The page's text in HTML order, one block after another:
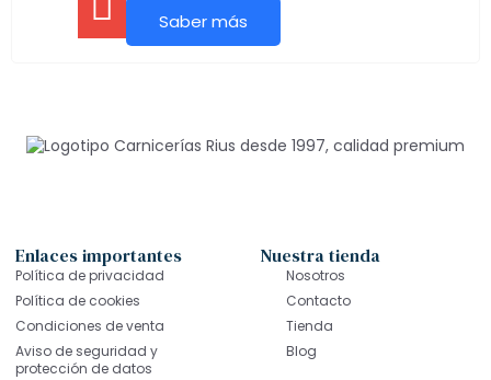
Saber más
Enlaces importantes
Política de privacidad
Política de cookies
Condiciones de venta
Aviso de seguridad y
protección de datos
Nuestra tienda
Nosotros
Contacto
Tienda
Blog